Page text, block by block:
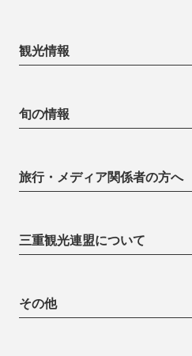
観光情報
旬の情報
旅行・メディア関係者の方へ
三重観光連盟について
その他